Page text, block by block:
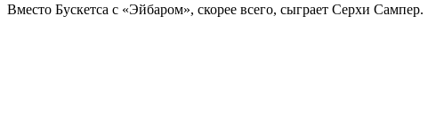
Вместо Бускетса с «Эйбаром», скорее всего, сыграет Серхи Сампер.